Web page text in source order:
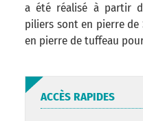
a été réalisé à partir
piliers sont en pierre
en pierre de tuffeau
ACCÈS RAPIDES